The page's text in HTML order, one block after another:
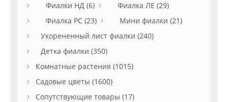
Фиалки НД (6)
Фиалка ЛЕ (29)
Фиалка РС (23)
Мини фиалки (21)
Укорененный лист фиалки (240)
Детка фиалки (350)
Комнатные растения (1015)
Садовые цветы (1600)
Сопутствующие товары (17)